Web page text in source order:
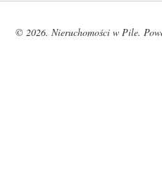
© 2026. Nieruchomości w Pile.